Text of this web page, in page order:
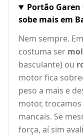
Portão
sobe mais em
Nem sempre.
costuma ser
basculante) ou
motor fica
peso a mais e
motor,
mancais. Se
força, aí sim